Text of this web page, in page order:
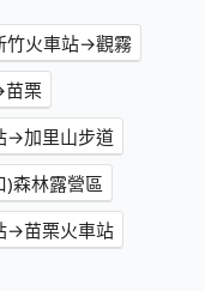
竹火車站→觀霧
栗
→加里山步道
森林露營區
→苗栗火車站